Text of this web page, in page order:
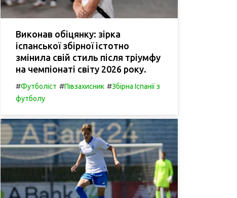
Виконав обіцянку: зірка
іспанської збірної істотно
змінила свій стиль після тріумфу
на чемпіонаті світу 2026 року.
#Футболіст #Півзахисник #Збірна Іспанії з
футболу